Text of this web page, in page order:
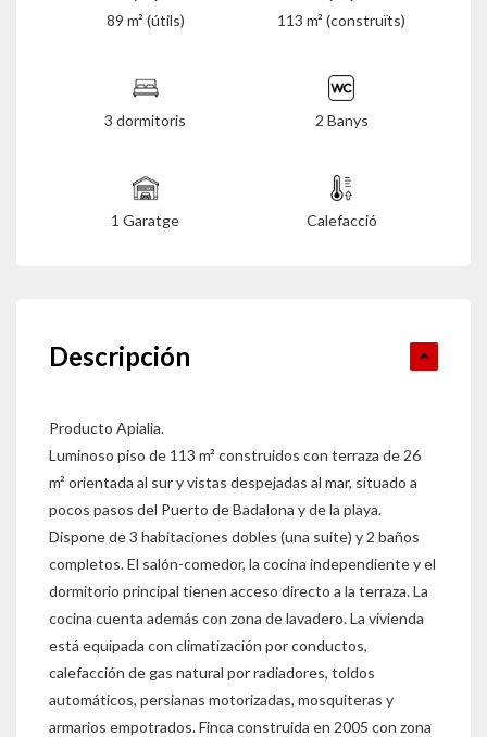
89 m² (útils) 113 m² (construïts)
3 dormitoris 2 Banys
1 Garatge Calefacció
Descripción
Producto Apialia.
Luminoso piso de 113 m² construidos con terraza de 26
m² orientada al sur y vistas despejadas al mar, situado a
pocos pasos del Puerto de Badalona y de la playa.
Dispone de 3 habitaciones dobles (una suite) y 2 baños
completos. El salón-comedor, la cocina independiente y el
dormitorio principal tienen acceso directo a la terraza. La
cocina cuenta además con zona de lavadero. La vivienda
está equipada con climatización por conductos,
calefacción de gas natural por radiadores, toldos
automáticos, persianas motorizadas, mosquiteras y
armarios empotrados. Finca construida en 2005 con zona